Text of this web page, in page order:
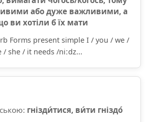
або дуже важливими, а
ви хотіли б їх мати
Forms present simple I / you / we /
/ she / it needs /niːdz...
гнізди́тися, ви́ти гніздо́